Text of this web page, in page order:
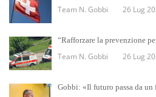
Team N. Gobbi 26 Lug
“Rafforzare la prevenzione
Team N. Gobbi 26 Lug
Gobbi: «Il futuro passa da un